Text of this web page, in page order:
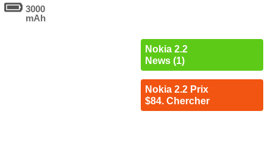
3000
mAh
Nokia 2.2
News (1)
Nokia 2.2 Prix
$84. Chercher